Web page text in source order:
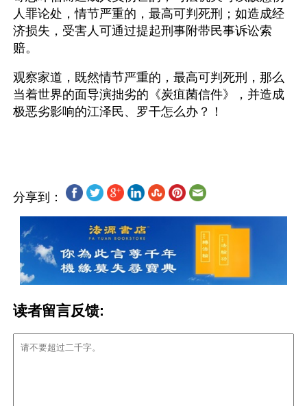
人罪论处，情节严重的，最高可判死刑；如造成经
济损失，受害人可通过提起刑事附带民事诉讼索
赔。
观察家道，既然情节严重的，最高可判死刑，那么
当着世界的面导演拙劣的《炭疽菌信件》，并造成
极恶劣影响的江泽民、罗干怎么办？！
分享到：
读者留言反馈: